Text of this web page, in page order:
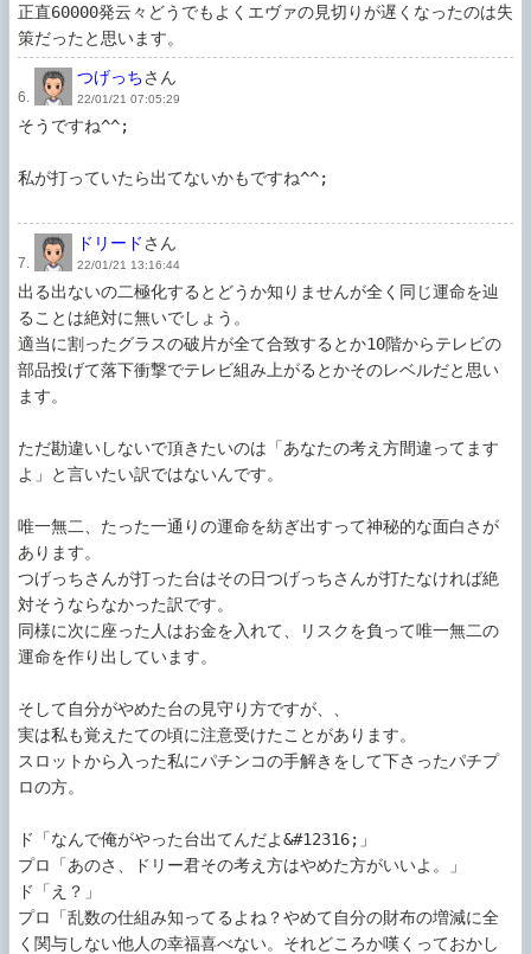
正直60000発云々どうでもよくエヴァの見切りが遅くなったのは失
6.
つげっちさん
22/01/21 07:05:29
そうですね^^;
私が打っていたら出てないかもですね^^;
7.
ドリードさん
22/01/21 13:16:44
出る出ないの二極化するとどうか知りませんが全く同じ運命を辿
ることは絶対に無いでしょう。
適当に割ったグラスの破片が全て合致するとか10階からテレビの
部品投げて落下衝撃でテレビ組み上がるとかそのレベルだと思い
ます。
ただ勘違いしないで頂きたいのは「あなたの考え方間違ってます
よ」と言いたい訳ではないんです。
唯一無二、たった一通りの運命を紡ぎ出すって神秘的な面白さが
あります。
つげっちさんが打った台はその日つげっちさんが打たなければ絶
対そうならなかった訳です。
同様に次に座った人はお金を入れて、リスクを負って唯一無二の
運命を作り出しています。
そして自分がやめた台の見守り方ですが、、
実は私も覚えたての頃に注意受けたことがあります。
スロットから入った私にパチンコの手解きをして下さったパチプ
ロの方。
ド「なんで俺がやった台出てんだよ&#12316;」
プロ「あのさ、ドリー君その考え方はやめた方がいいよ。」
ド「え？」
プロ「乱数の仕組み知ってるよね？やめて自分の財布の増減に全
く関与しない他人の幸福喜べない。それどころか嘆くっておかし